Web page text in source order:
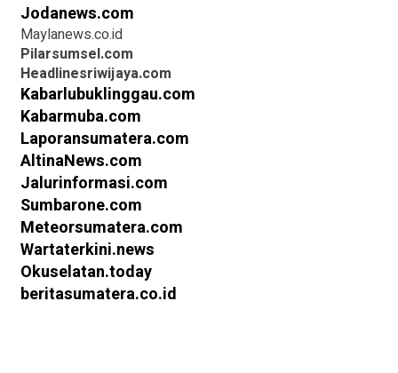
Jodanews.com
Maylanews.co.id
Pilarsumsel.com
Headlinesriwijaya.com
Kabarlubuklinggau.com
Kabarmuba.com
Laporansumatera.com
AltinaNews.com
Jalurinformasi.com
Sumbarone.com
Meteorsumatera.com
Wartaterkini.news
Okuselatan.today
beritasumatera.co.id